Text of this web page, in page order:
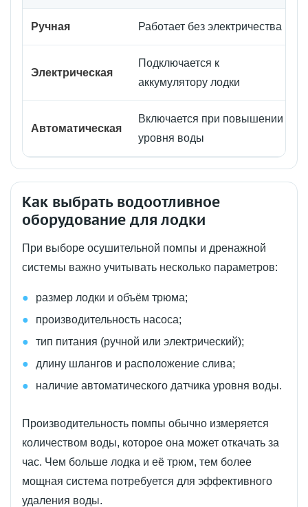
Ручная Работает без электричества
Электрическая
Подключается к
аккумулятору лодки
Автоматическая
Включается при повышении
уровня воды
Как выбрать водоотливное
оборудование для лодки
При выборе осушительной помпы и дренажной
системы важно учитывать несколько параметров:
размер лодки и объём трюма;
производительность насоса;
тип питания (ручной или электрический);
длину шлангов и расположение слива;
наличие автоматического датчика уровня воды.
Производительность помпы обычно измеряется
количеством воды, которое она может откачать за
час. Чем больше лодка и её трюм, тем более
мощная система потребуется для эффективного
удаления воды.